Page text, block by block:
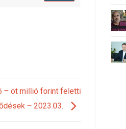
– öt millió forint feletti
– 2023.03.